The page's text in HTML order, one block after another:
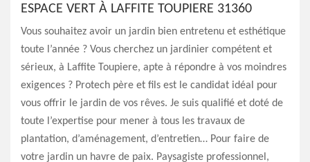
ESPACE VERT À LAFFITE TOUPIERE 31360
Vous souhaitez avoir un jardin bien entretenu et esthétique
toute l’année ? Vous cherchez un jardinier compétent et
sérieux, à Laffite Toupiere, apte à répondre à vos moindres
exigences ? Protech père et fils est le candidat idéal pour
vous offrir le jardin de vos rêves. Je suis qualifié et doté de
toute l’expertise pour mener à tous les travaux de
plantation, d’aménagement, d’entretien… Pour faire de
votre jardin un havre de paix. Paysagiste professionnel,